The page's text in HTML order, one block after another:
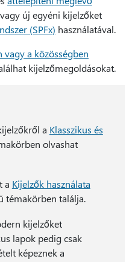
új egyéni kijelzőket
(SPFx) használatával.
a közösségben
kijelzőmegoldásokat.
a Klasszikus és
olvashat
a Kijelzők használata
témakörben találja.
kijelzőket
lapok pedig csak
képeznek a